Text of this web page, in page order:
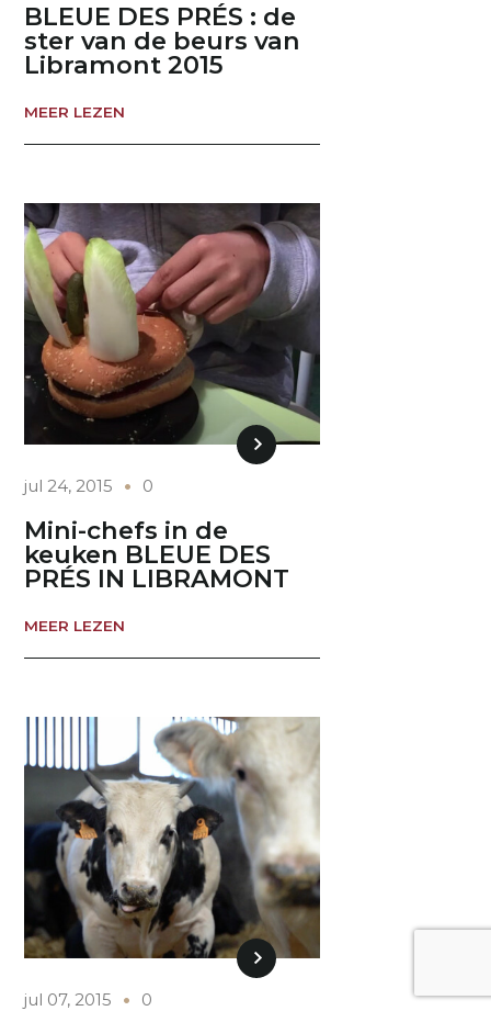
BLEUE DES PRÉS : de
ster van de beurs van
Libramont 2015
MEER LEZEN
jul 24, 2015 0
Mini-chefs in de
keuken BLEUE DES
PRÉS IN LIBRAMONT
MEER LEZEN
jul 07, 2015 0